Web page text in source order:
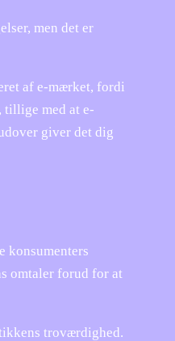
men det er
af e-mærket, fordi
tillige med at e-
giver det dig
konsumenters
omtaler forud for at
troværdighed.